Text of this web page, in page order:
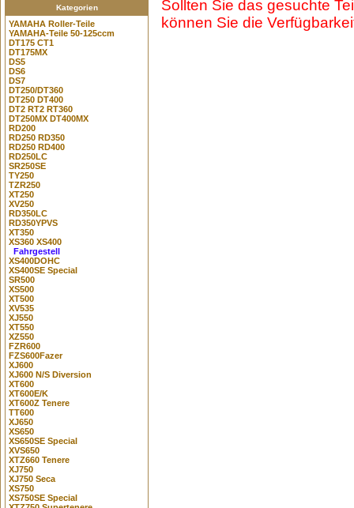
Kategorien
YAMAHA Roller-Teile
YAMAHA-Teile 50-125ccm
DT175 CT1
DT175MX
DS5
DS6
DS7
DT250/DT360
DT250 DT400
DT2 RT2 RT360
DT250MX DT400MX
RD200
RD250 RD350
RD250 RD400
RD250LC
SR250SE
TY250
TZR250
XT250
XV250
RD350LC
RD350YPVS
XT350
XS360 XS400
Fahrgestell
XS400DOHC
XS400SE Special
SR500
XS500
XT500
XV535
XJ550
XT550
XZ550
FZR600
FZS600Fazer
XJ600
XJ600 N/S Diversion
XT600
XT600E/K
XT600Z Tenere
TT600
XJ650
XS650
XS650SE Special
XVS650
XTZ660 Tenere
XJ750
XJ750 Seca
XS750
XS750SE Special
Sollten Sie das gesuchte
können Sie die